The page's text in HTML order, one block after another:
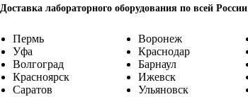
Доставка лабораторного оборудования по всей России
Пермь
Уфа
Волгоград
Красноярск
Саратов
Воронеж
Краснодар
Барнаул
Ижевск
Ульяновск